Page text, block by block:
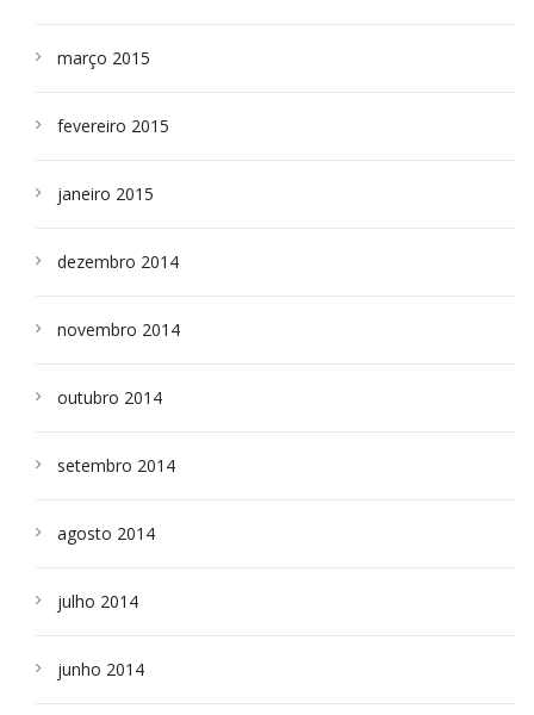
março 2015
fevereiro 2015
janeiro 2015
dezembro 2014
novembro 2014
outubro 2014
setembro 2014
agosto 2014
julho 2014
junho 2014